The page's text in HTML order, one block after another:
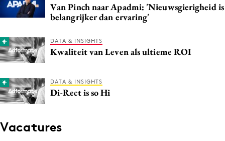
Van Pinch naar Apadmi: 'Nieuwsgierigheid is
belangrijker dan ervaring'
DATA & INSIGHTS
Kwaliteit van Leven als ultieme ROI
DATA & INSIGHTS
Di-Rect is so Hi
Vacatures